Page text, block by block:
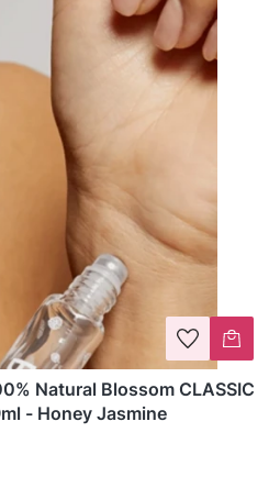
CLASSIC
- Honey Jasmine